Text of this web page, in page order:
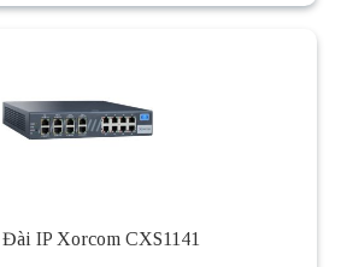
IP Xorcom CXS1141